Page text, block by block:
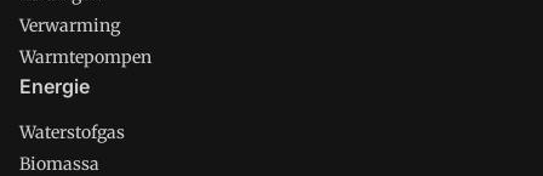
Verwarming
Warmtepompen
Energie
Waterstofgas
Biomassa